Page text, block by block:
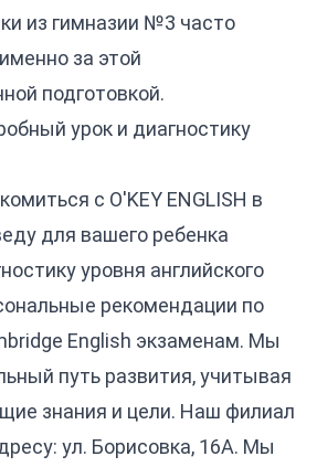
из гимназии №3 часто
за этой
подготовкой.
урок и диагностику
с O'KEY ENGLISH в
для вашего ребенка
уровня английского
рекомендации по
English экзаменам. Мы
путь развития, учитывая
знания и цели. Наш филиал
ул. Борисовка, 16А. Мы